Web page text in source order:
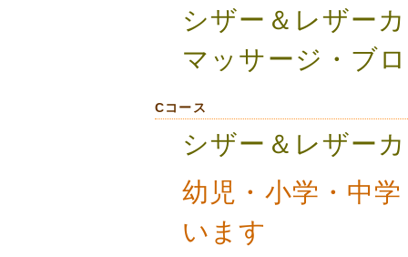
シザー＆レザー
マッサージ・ブ
Cコース
シザー＆レザー
幼児・小学・中
います